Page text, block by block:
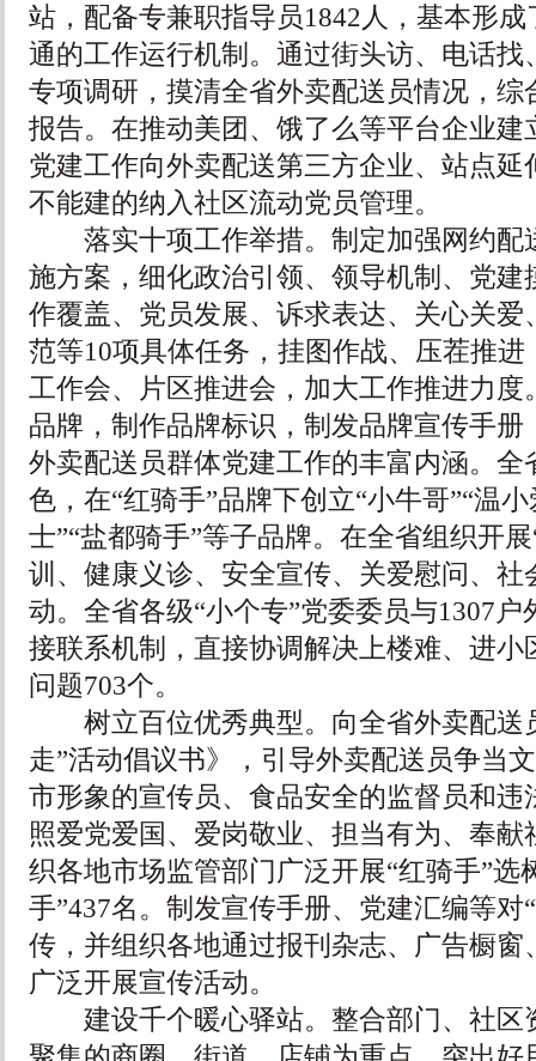
站，配备专兼职指导员1842人，基本形
通的工作运行机制。通过街头访、电话找
专项调研，摸清全省外卖配送员情况，综
报告。在推动美团、饿了么等平台企业建
党建工作向外卖配送第三方企业、站点延
不能建的纳入社区流动党员管理。
落实十项工作举措。制定加强网约配
施方案，细化政治引领、领导机制、党建
作覆盖、党员发展、诉求表达、关心关爱
范等10项具体任务，挂图作战、压茬推
工作会、片区推进会，加大工作推进力度
品牌，制作品牌标识，制发品牌宣传手册
外卖配送员群体党建工作的丰富内涵。全
色，在“红骑手”品牌下创立“小牛哥”“温
士”“盐都骑手”等子品牌。在全省组织开
训、健康义诊、安全宣传、关爱慰问、社
动。全省各级“小个专”党委委员与1307
接联系机制，直接协调解决上楼难、进小
问题703个。
树立百位优秀典型。向全省外卖配送
走”活动倡议书》，引导外卖配送员争当
市形象的宣传员、食品安全的监督员和违
照爱党爱国、爱岗敬业、担当有为、奉献
织各地市场监管部门广泛开展“红骑手”选
手”437名。制发宣传手册、党建汇编等对
传，并组织各地通过报刊杂志、广告橱窗
广泛开展宣传活动。
建设千个暖心驿站。整合部门、社区